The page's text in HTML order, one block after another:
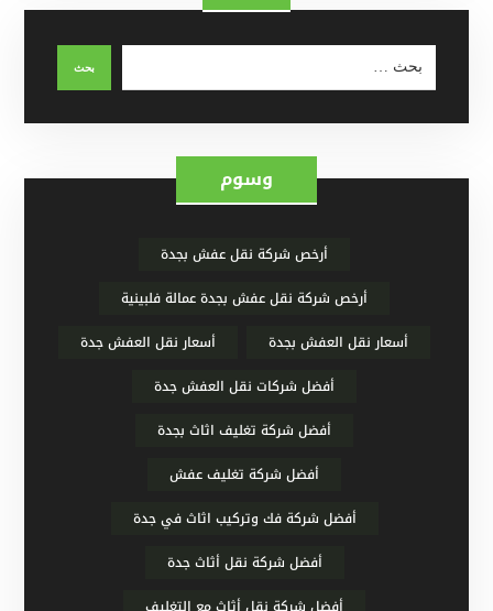
وسوم
أرخص شركة نقل عفش بجدة
أرخص شركة نقل عفش بجدة عمالة فلبينية
أسعار نقل العفش بجدة
أسعار نقل العفش جدة
أفضل شركات نقل العفش جدة
أفضل شركة تغليف اثاث بجدة
أفضل شركة تغليف عفش
أفضل شركة فك وتركيب اثاث في جدة
أفضل شركة نقل أثاث جدة